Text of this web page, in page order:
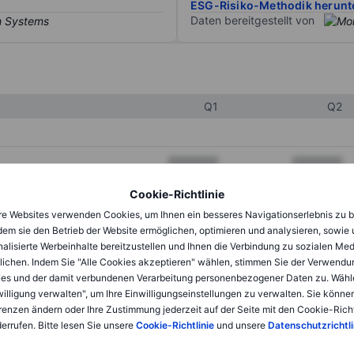
Cookie-Richtlinie
Websites verwenden Cookies, um Ihnen ein besseres Navigationserlebnis zu
sie den Betrieb der Website ermöglichen, optimieren und analysieren, sowie
Werbeinhalte bereitzustellen und Ihnen die Verbindung zu sozialen
Indem Sie "Alle Cookies akzeptieren" wählen, stimmen Sie der
und der damit verbundenen Verarbeitung personenbezogener Daten zu.
verwalten", um Ihre Einwilligungseinstellungen zu verwalten. Sie
ändern oder Ihre Zustimmung jederzeit auf der Seite mit den Cookie-
Bitte lesen Sie unsere Cookie-Richtlinieund unsere
ESG-Risiko-Methodik
Daten bereitgestellt von
Q1 Q2
XXXXXXX XXXXXXX
XXXXXXX
XXXXXXX XXXXXXX
XXXXXXX XXXXXXX
XXXXXXX XXXXXXX